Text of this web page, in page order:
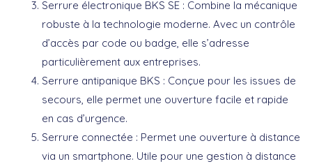
Serrure électronique BKS SE : Combine la mécanique
robuste à la technologie moderne. Avec un contrôle
d’accès par code ou badge, elle s’adresse
particulièrement aux entreprises.
Serrure antipanique BKS : Conçue pour les issues de
secours, elle permet une ouverture facile et rapide
en cas d’urgence.
Serrure connectée : Permet une ouverture à distance
via un smartphone. Utile pour une gestion à distance